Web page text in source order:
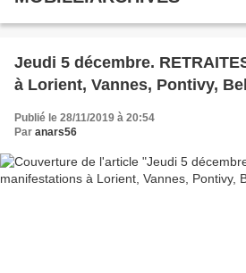
Jeudi 5 décembre.
à Lorient, Vannes, Pontivy,
Publié le 28/11/2019 à 20:54
Par anars56